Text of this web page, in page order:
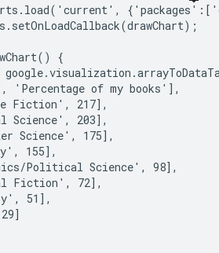
{
'Percentage of my books'],
Fiction', 217],
Science', 203],
Science', 175],
155],
Political Science', 98],
Fiction', 72],
51],